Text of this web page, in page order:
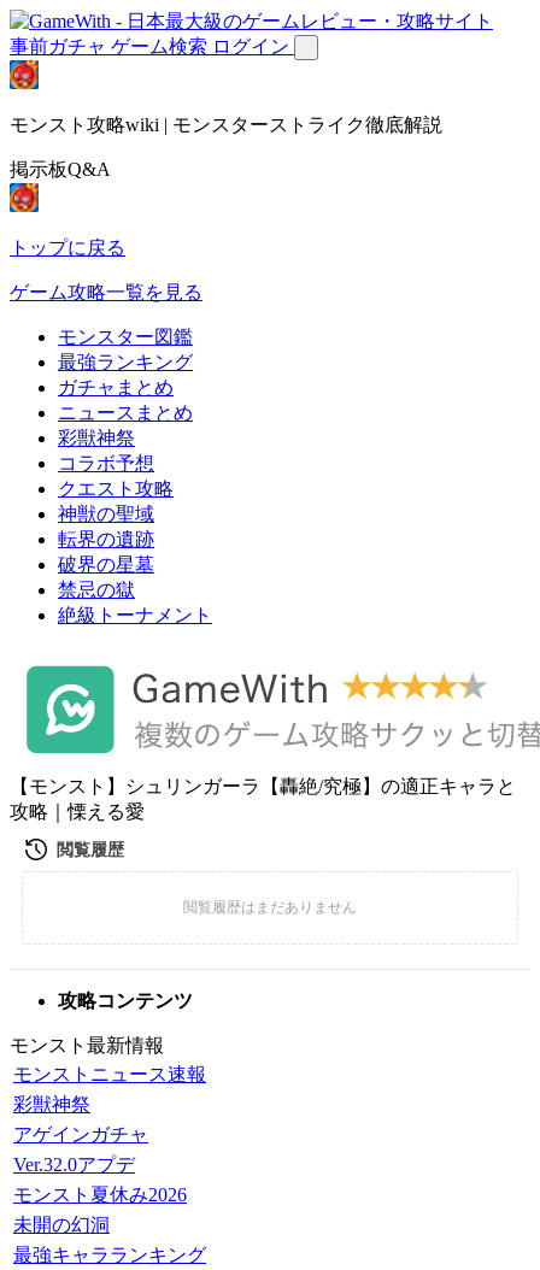
事前ガチャ ゲーム検索 ログイン
モンスト攻略wiki | モンスターストライク徹底解説
掲示板Q&A
トップに戻る
ゲーム攻略一覧を見る
モンスター図鑑
最強ランキング
ガチャまとめ
ニュースまとめ
彩獣神祭
コラボ予想
クエスト攻略
神獣の聖域
転界の遺跡
破界の星墓
禁忌の獄
絶級トーナメント
【モンスト】シュリンガーラ【轟絶/究極】の適正キャラと
攻略｜慄える愛
攻略コンテンツ
モンスト最新情報
モンストニュース速報
彩獣神祭
アゲインガチャ
Ver.32.0アプデ
モンスト夏休み2026
未開の幻洞
最強キャラランキング